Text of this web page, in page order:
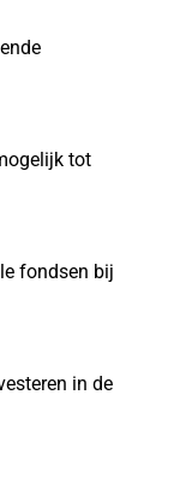
tot
fondsen bij
in de